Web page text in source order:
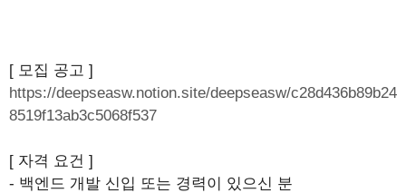
[ 모집 공고 ]
https://deepseasw.notion.site/deepseasw/c28d436b89b24
8519f13ab3c5068f537
[ 자격 요건 ]
- 백엔드 개발 신입 또는 경력이 있으신 분